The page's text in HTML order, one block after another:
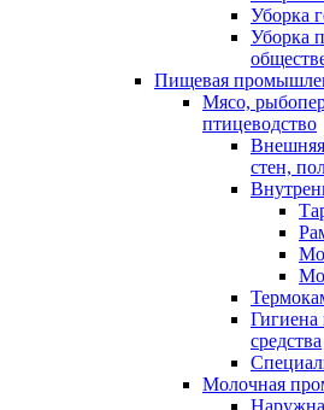
Уборка
Уборка
Пищевая
Мясо,
птицеводство
стен,
средства
Молочная